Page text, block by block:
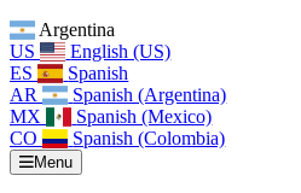
Argentina
US
English (US)
ES
Spanish
AR
Spanish (Argentina)
MX
Spanish (Mexico)
CO
Spanish (Colombia)
Menu